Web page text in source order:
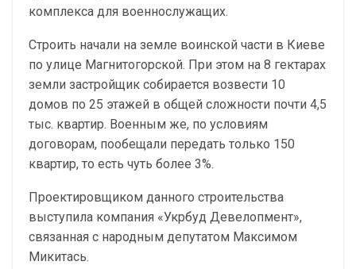
комплекса для военнослужащих.
Строить начали на земле воинской части в Киеве
по улице Магнитогорской. При этом на 8 гектарах
земли застройщик собирается возвести 10
домов по 25 этажей в общей сложности почти 4,5
тыс. квартир. Военным же, по условиям
договорам, пообещали передать только 150
квартир, то есть чуть более 3%.
Проектировщиком данного строительства
выступила компания «Укрбуд Девелопмент»,
связанная с народным депутатом Максимом
Микитась.